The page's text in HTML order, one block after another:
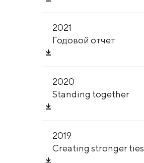
2021
Годовой отчет
2020
Standing together
2019
Creating stronger ties